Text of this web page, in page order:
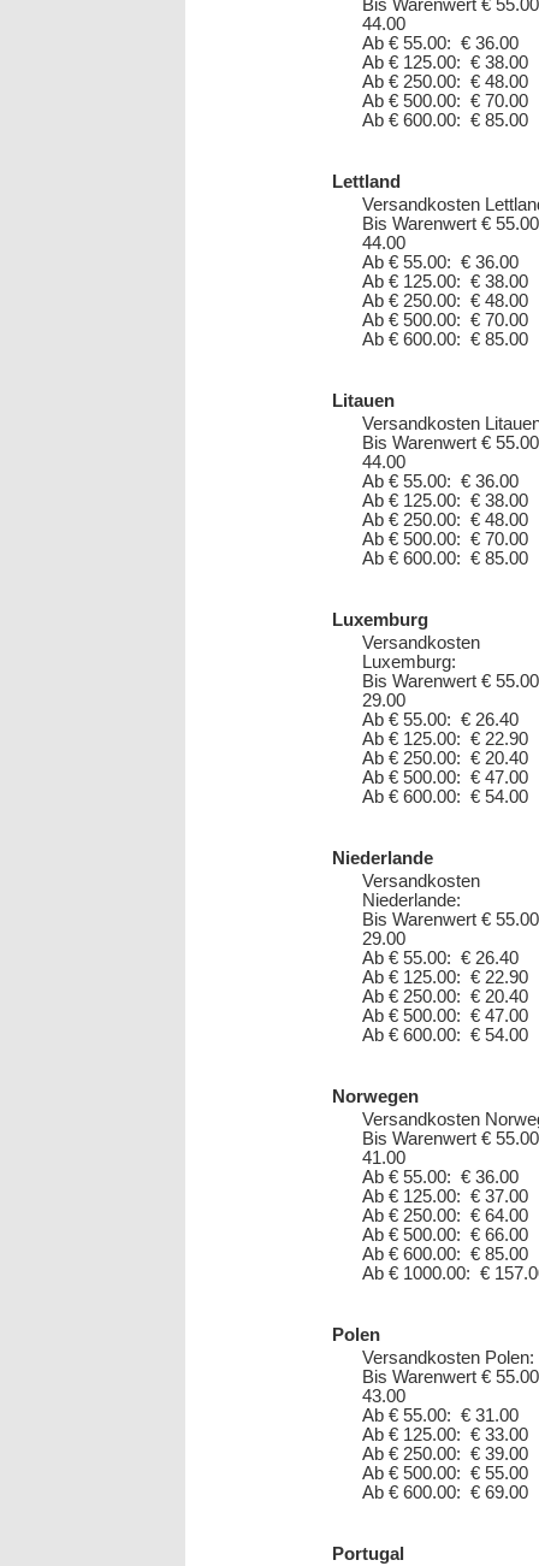
Bis Warenwert €
44.00
Ab € 55.00: € 36.00
Ab € 125.00: € 38.00
Ab € 250.00: € 48.00
Ab € 500.00: € 70.00
Ab € 600.00: € 85.00
Lettland
Versandkosten
Bis Warenwert €
44.00
Ab € 55.00: € 36.00
Ab € 125.00: € 38.00
Ab € 250.00: € 48.00
Ab € 500.00: € 70.00
Ab € 600.00: € 85.00
Litauen
Versandkosten
Bis Warenwert €
44.00
Ab € 55.00: € 36.00
Ab € 125.00: € 38.00
Ab € 250.00: € 48.00
Ab € 500.00: € 70.00
Ab € 600.00: € 85.00
Luxemburg
Versandkosten
Luxemburg:
Bis Warenwert €
29.00
Ab € 55.00: € 26.40
Ab € 125.00: € 22.90
Ab € 250.00: € 20.40
Ab € 500.00: € 47.00
Ab € 600.00: € 54.00
Niederlande
Versandkosten
Niederlande:
Bis Warenwert €
29.00
Ab € 55.00: € 26.40
Ab € 125.00: € 22.90
Ab € 250.00: € 20.40
Ab € 500.00: € 47.00
Ab € 600.00: € 54.00
Norwegen
Versandkosten
Bis Warenwert €
41.00
Ab € 55.00: € 36.00
Ab € 125.00: € 37.00
Ab € 250.00: € 64.00
Ab € 500.00: € 66.00
Ab € 600.00: € 85.00
Ab € 1000.00: €
Polen
Versandkosten Polen:
Bis Warenwert €
43.00
Ab € 55.00: € 31.00
Ab € 125.00: € 33.00
Ab € 250.00: € 39.00
Ab € 500.00: € 55.00
Ab € 600.00: € 69.00
Portugal